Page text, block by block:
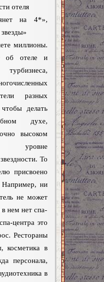
отеля
на 4*»,
миллионы.
об отеле и
разных
делать
духе,
высоком
уровне
То
присвоено
Например, ни
не может
в нем нет спа-
центра это
Рестораны
косметика в
персонала,
в